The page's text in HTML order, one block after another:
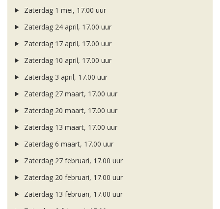
Zaterdag 1 mei, 17.00 uur
Zaterdag 24 april, 17.00 uur
Zaterdag 17 april, 17.00 uur
Zaterdag 10 april, 17.00 uur
Zaterdag 3 april, 17.00 uur
Zaterdag 27 maart, 17.00 uur
Zaterdag 20 maart, 17.00 uur
Zaterdag 13 maart, 17.00 uur
Zaterdag 6 maart, 17.00 uur
Zaterdag 27 februari, 17.00 uur
Zaterdag 20 februari, 17.00 uur
Zaterdag 13 februari, 17.00 uur